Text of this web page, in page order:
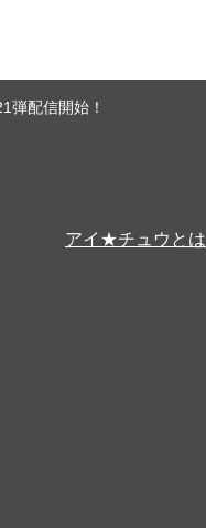
弾配信開始！
アイ★チュウとは